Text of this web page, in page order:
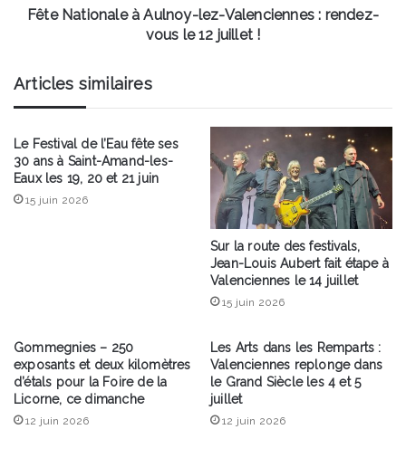
Fête Nationale à Aulnoy-lez-Valenciennes : rendez-
vous le 12 juillet !
Articles similaires
Le Festival de l’Eau fête ses
30 ans à Saint-Amand-les-
Eaux les 19, 20 et 21 juin
15 juin 2026
Sur la route des festivals,
Jean-Louis Aubert fait étape à
Valenciennes le 14 juillet
15 juin 2026
Gommegnies – 250
exposants et deux kilomètres
d’étals pour la Foire de la
Licorne, ce dimanche
12 juin 2026
Les Arts dans les Remparts :
Valenciennes replonge dans
le Grand Siècle les 4 et 5
juillet
12 juin 2026